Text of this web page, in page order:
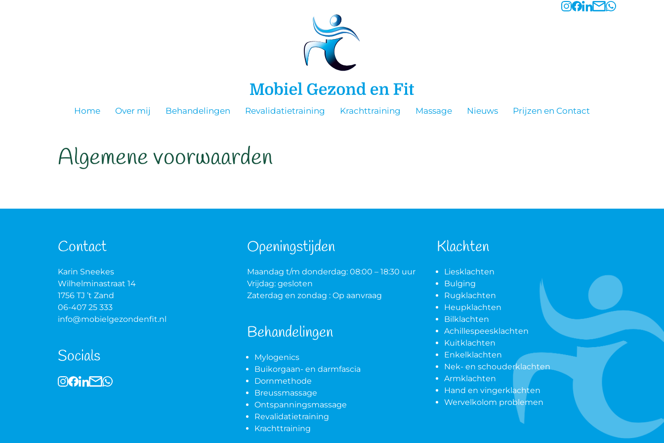
Home Over mij Behandelingen Revalidatietraining Krachttraining Massage Nieuws Prijzen en Contact
Algemene voorwaarden
Contact
Karin Sneekes
Wilhelminastraat 14
1756 TJ ’t Zand
06-407 25 333
info@mobielgezondenfit.nl
Socials
Openingstijden
Maandag t/m donderdag: 08:00 – 18:30 uur
Vrijdag: gesloten
Zaterdag en zondag : Op aanvraag
Behandelingen
Mylogenics
Buikorgaan- en darmfascia
Dornmethode
Breussmassage
Ontspanningsmassage
Revalidatietraining
Krachttraining
Klachten
Liesklachten
Bulging
Rugklachten
Heupklachten
Bilklachten
Achillespeesklachten
Kuitklachten
Enkelklachten
Nek- en schouderklachten
Armklachten
Hand en vingerklachten
Wervelkolom problemen